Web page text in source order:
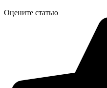
Оцените статью